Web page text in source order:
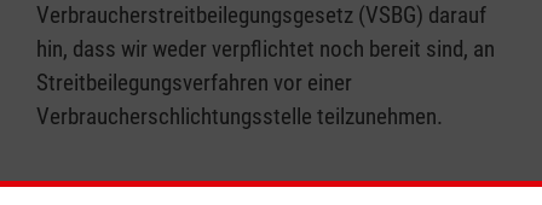
Verbraucherstreitbeilegungsgesetz (VSBG) darauf
hin, dass wir weder verpflichtet noch bereit sind, an
Streitbeilegungsverfahren vor einer
Verbraucherschlichtungsstelle teilzunehmen.